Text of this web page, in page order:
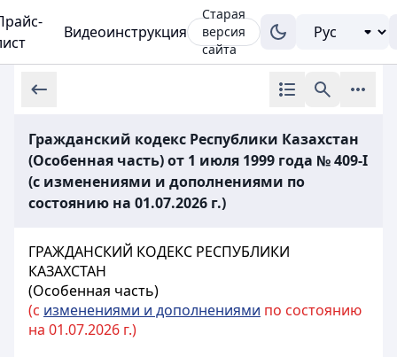
Видеоинструкция
Старая
версия
сайта
Гражданский кодекс Республики Казахстан
(Особенная часть) от 1 июля 1999 года № 409-I
(с изменениями и дополнениями по
состоянию на 01.07.2026 г.)
ГРАЖДАНСКИЙ КОДЕКС РЕСПУБЛИКИ
КАЗАХСТАН
(Особенная часть)
(с изменениями и дополнениями по состоянию
на 01.07.2026 г.)